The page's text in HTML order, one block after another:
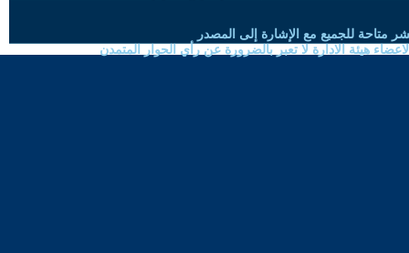
متاحة للجميع مع الإشارة إلى المصدر
هيئة الادارة لا تعبر بالضرورة عن رأي الحوار المتمدن